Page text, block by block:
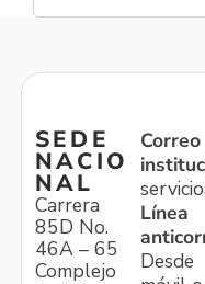
SEDE
NACIO
NAL
Carrera
85D No.
46A – 65
Complejo
Correo
Línea
Desde